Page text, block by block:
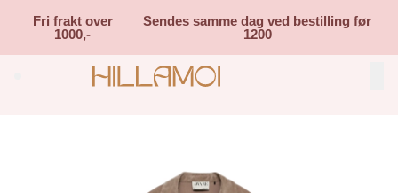
Fri frakt over
1000,-
Sendes samme dag ved bestilling før
1200
Search (⌘K)